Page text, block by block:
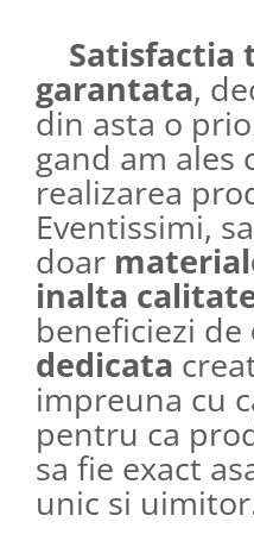
Satisfactia
garantata,
din asta o
gand am ales
realizarea
Eventissimi,
doar
inalta
beneficiezi de
dedicata
impreuna cu
pentru ca
sa fie exact
unic si